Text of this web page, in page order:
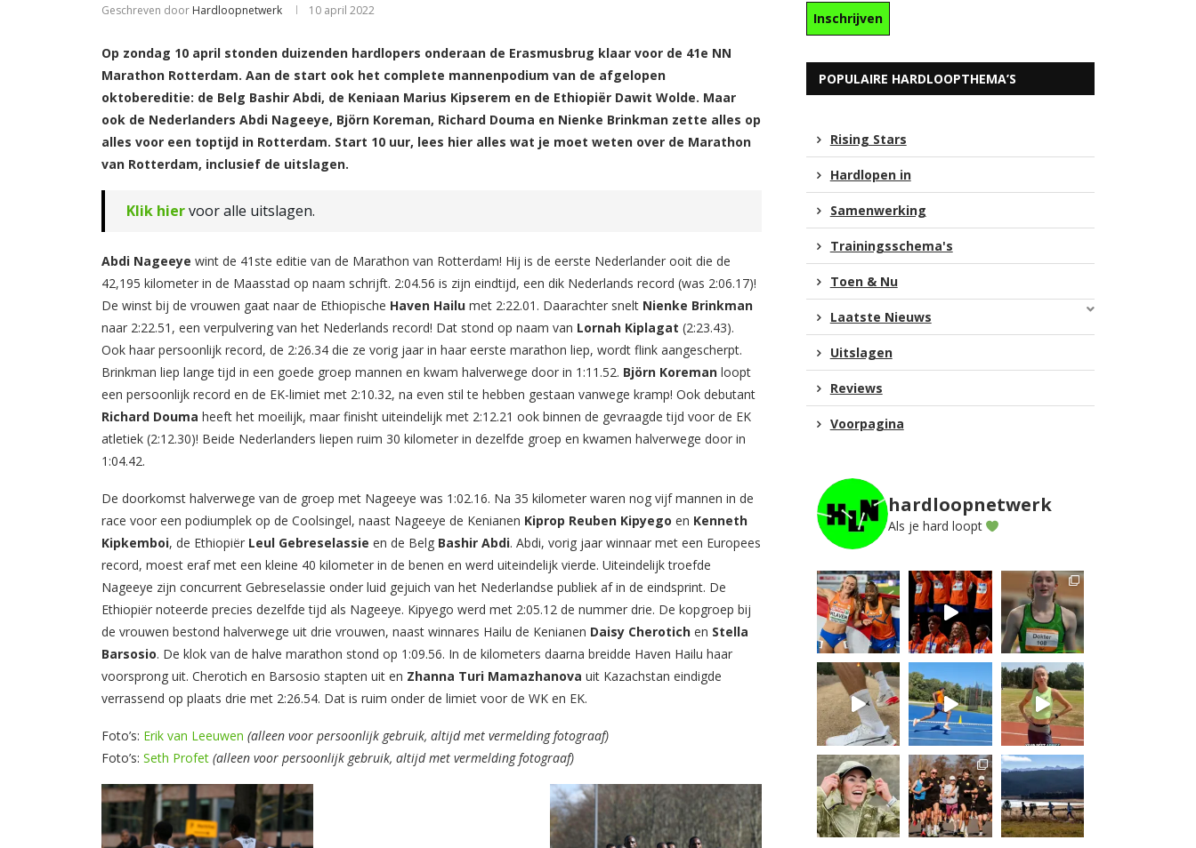
Geschreven door Hardloopnetwerk 10 april 2022
Op zondag 10 april stonden duizenden hardlopers onderaan de Erasmusbrug klaar voor de 41e NN
Marathon Rotterdam. Aan de start ook het complete mannenpodium van de afgelopen
oktobereditie: de Belg Bashir Abdi, de Keniaan Marius Kipserem en de Ethiopiër Dawit Wolde. Maar
ook de Nederlanders Abdi Nageeye, Björn Koreman, Richard Douma en Nienke Brinkman zette alles op
alles voor een toptijd in Rotterdam. Start 10 uur, lees hier alles wat je moet weten over de Marathon
van Rotterdam, inclusief de uitslagen.
Klik hiervoor alle uitslagen.
Abdi Nageeye wint de 41ste editie van de Marathon van Rotterdam! Hij is de eerste Nederlander ooit die de
42,195 kilometer in de Maasstad op naam schrijft. 2:04.56 is zijn eindtijd, een dik Nederlands record (was 2:06.17)!
De winst bij de vrouwen gaat naar de Ethiopische Haven Hailu met 2:22.01. Daarachter snelt Nienke Brinkman
naar 2:22.51, een verpulvering van het Nederlands record! Dat stond op naam van Lornah Kiplagat (2:23.43).
Ook haar persoonlijk record, de 2:26.34 die ze vorig jaar in haar eerste marathon liep, wordt flink aangescherpt.
Brinkman liep lange tijd in een goede groep mannen en kwam halverwege door in 1:11.52. Björn Koreman loopt
een persoonlijk record en de EK-limiet met 2:10.32, na even stil te hebben gestaan vanwege kramp! Ook debutant
Richard Douma heeft het moeilijk, maar finisht uiteindelijk met 2:12.21 ook binnen de gevraagde tijd voor de EK
atletiek (2:12.30)! Beide Nederlanders liepen ruim 30 kilometer in dezelfde groep en kwamen halverwege door in
1:04.42.
De doorkomst halverwege van de groep met Nageeye was 1:02.16. Na 35 kilometer waren nog vijf mannen in de
race voor een podiumplek op de Coolsingel, naast Nageeye de Kenianen Kiprop Reuben Kipyego en Kenneth
Kipkemboi, de Ethiopiër Leul Gebreselassie en de Belg Bashir Abdi. Abdi, vorig jaar winnaar met een Europees
record, moest eraf met een kleine 40 kilometer in de benen en werd uiteindelijk vierde. Uiteindelijk troefde
Nageeye zijn concurrent Gebreselassie onder luid gejuich van het Nederlandse publiek af in de eindsprint. De
Ethiopiër noteerde precies dezelfde tijd als Nageeye. Kipyego werd met 2:05.12 de nummer drie. De kopgroep bij
de vrouwen bestond halverwege uit drie vrouwen, naast winnares Hailu de Kenianen Daisy Cherotich en Stella
Barsosio. De klok van de halve marathon stond op 1:09.56. In de kilometers daarna breidde Haven Hailu haar
voorsprong uit. Cherotich en Barsosio stapten uit en Zhanna Turi Mamazhanova uit Kazachstan eindigde
verrassend op plaats drie met 2:26.54. Dat is ruim onder de limiet voor de WK en EK.
Foto’s: Erik van Leeuwen (alleen voor persoonlijk gebruik, altijd met vermelding fotograaf)
Foto’s: Seth Profet (alleen voor persoonlijk gebruik, altijd met vermelding fotograaf)
POPULAIRE HARDLOOPTHEMA’S
Rising Stars
Hardlopen in
Samenwerking
Trainingsschema's
Toen & Nu
Laatste Nieuws
Uitslagen
Reviews
Voorpagina
hardloopnetwerk
Als je hard loopt